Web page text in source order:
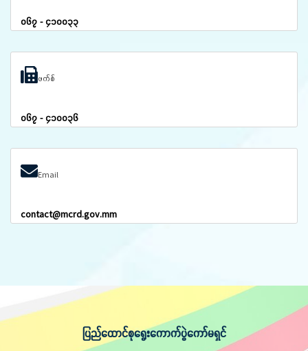
၀၆၇ - ၄၁၀၀၃၃
ဖက်စ်
၀၆၇ - ၄၁၀၀၃၆
Email
contact@mcrd.gov.mm
ပြည်ထောင်စုရွေးကောက်ပွဲကော်မရှင်